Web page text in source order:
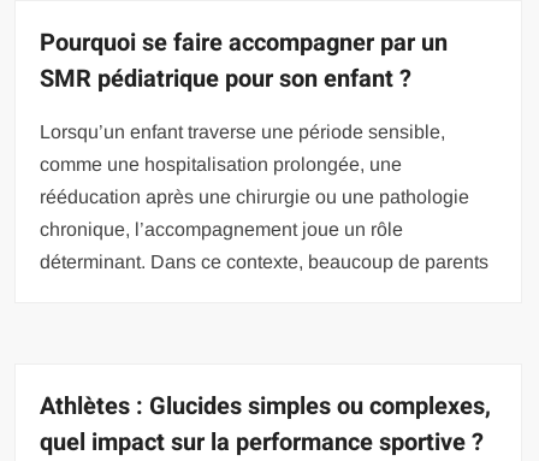
Pourquoi se faire accompagner par un
SMR pédiatrique pour son enfant ?
Lorsqu’un enfant traverse une période sensible,
comme une hospitalisation prolongée, une
rééducation après une chirurgie ou une pathologie
chronique, l’accompagnement joue un rôle
déterminant. Dans ce contexte, beaucoup de parents
Athlètes : Glucides simples ou complexes,
quel impact sur la performance sportive ?